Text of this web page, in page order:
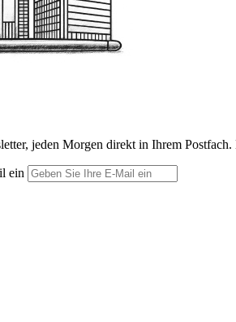
jeden Morgen direkt in Ihrem
ein